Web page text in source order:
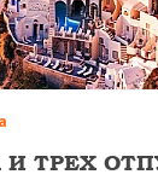
И ТРЕХ